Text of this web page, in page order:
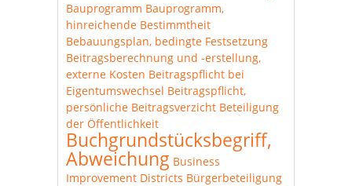
Bauprogramm Bauprogramm,
hinreichende Bestimmtheit
Bebauungsplan, bedingte Festsetzung
Beitragsberechnung und -erstellung,
externe Kosten Beitragspflicht bei
Eigentumswechsel Beitragspflicht,
persönliche Beitragsverzicht Beteiligung
der Öffentlichkeit
Buchgrundstücksbegriff,
Abweichung Business
Improvement Districts Bürgerbeteiligung